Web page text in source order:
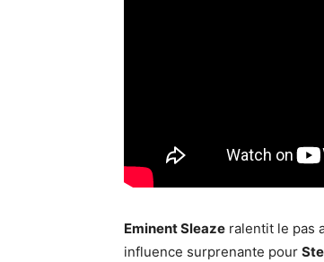
Eminent Sleaze ralentit le pas
influence surprenante pour